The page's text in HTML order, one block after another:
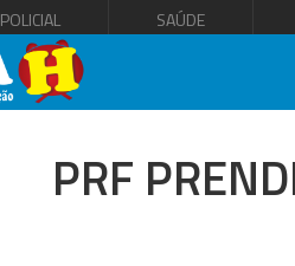
POLICIAL SAÚDE
PRF